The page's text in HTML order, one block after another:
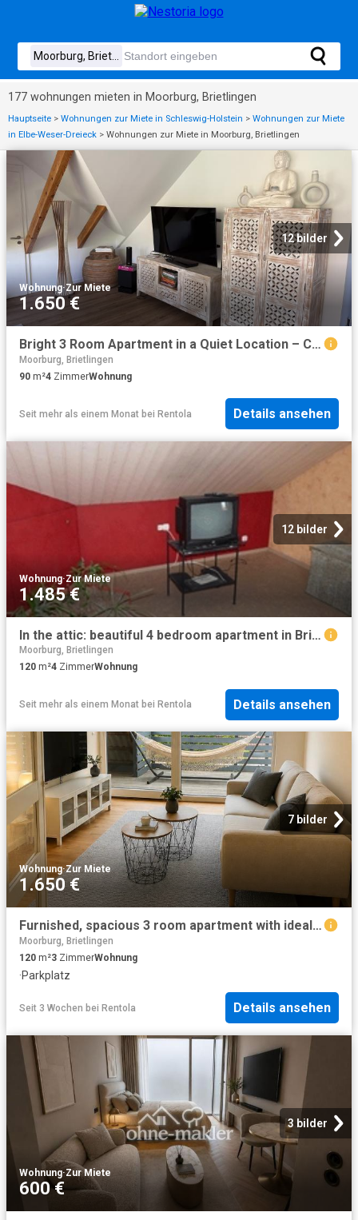
177 wohnungen mieten in Moorburg, Brietlingen
Hauptseite > Wohnungen zur Miete in Schleswig-Holstein > Wohnungen zur Miete
in Elbe-Weser-Dreieck > Wohnungen zur Miete in Moorburg, Brietlingen
12 bilder
Wohnung·Zur Miete
1.650 €
Bright 3 Room Apartment in a Quiet Location – Close to Lüneburg & Hamburg
Moorburg, Brietlingen
90 m²4 ZimmerWohnung
Seit mehr als einem Monat bei Rentola Details ansehen
12 bilder
Wohnung·Zur Miete
1.485 €
In the attic: beautiful 4 bedroom apartment in Brietlingen
Moorburg, Brietlingen
120 m²4 ZimmerWohnung
Seit mehr als einem Monat bei Rentola Details ansehen
7 bilder
Wohnung·Zur Miete
1.650 €
Furnished, spacious 3 room apartment with ideal transport links
Moorburg, Brietlingen
120 m²3 ZimmerWohnung
·Parkplatz
Seit 3 Wochen bei Rentola Details ansehen
3 bilder
Wohnung·Zur Miete
600 €